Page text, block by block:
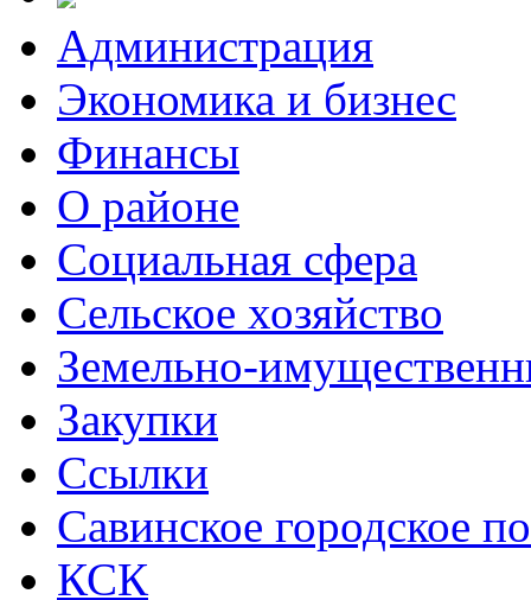
Администрация
Экономика и бизнес
Финансы
О районе
Социальная сфера
Сельское хозяйство
Земельно-
Закупки
Ссылки
Савинское городское
КСК